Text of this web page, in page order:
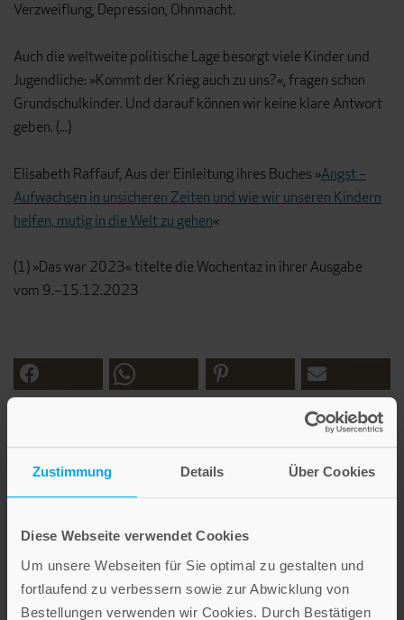
Zustimmung Details Über Cookies
Diese Webseite verwendet Cookies
Um unsere Webseiten für Sie optimal zu gestalten und
fortlaufend zu verbessern sowie zur Abwicklung von
Bestellungen verwenden wir Cookies. Durch Bestätigen
Verzweiflung, Depression, Ohnmacht.
Auch die weltweite politische Lage besorgt viele Kinder und
Jugendliche: »Kommt der Krieg auch zu uns?«, fragen schon
Grundschulkinder. Und darauf können wir keine klare Antwort
geben. (...)
Elisabeth Raffauf, Aus der Einleitung ihres Buches »Angst –
Aufwachsen in unsicheren Zeiten und wie wir unseren Kindern
helfen, mutig in die Welt zu gehen«
(1) »Das war 2023« titelte die Wochentaz in ihrer Ausgabe
vom 9.–15.12.2023
Hat Ihnen der Beitrag gefallen? Abonnieren Sie
Newsletterund erhalten Sie jede Woche weitere interessante
Impulse, Geschichten und Rezepte.